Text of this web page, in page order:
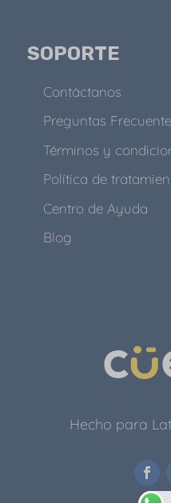
SOPORTE
Contáctanos
Preguntas
Términos y
Política de
Centro de Ayuda
Blog
Hecho para